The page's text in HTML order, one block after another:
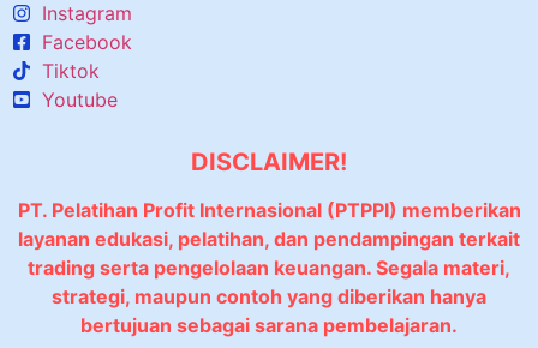
Instagram
Facebook
Tiktok
Youtube
DISCLAIMER!
PT. Pelatihan Profit Internasional (PTPPI) memberikan
layanan edukasi, pelatihan, dan pendampingan terkait
trading serta pengelolaan keuangan. Segala materi,
strategi, maupun contoh yang diberikan hanya
bertujuan sebagai sarana pembelajaran.